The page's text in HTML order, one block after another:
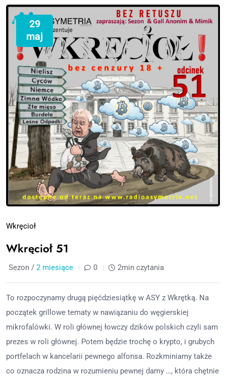
29
maj
Wkręcioł
Wkręcioł 51
Sezon / 2 miesiące 0 2min czytania
To rozpoczynamy drugą pięćdziesiątkę w ASY z Wkrętką. Na
początek grillowe tematy w nawiązaniu do węgierskiej
mikrofalówki. W roli głównej łowczy dzików polskich czyli sam
prezes w roli głównej. Potem będzie trochę o krypto, i grubych
portfelach w kancelarii pewnego alfonsa. Rozkminiamy także
co oznacza rodzina w rozumieniu pewnej damy …, która chętnie